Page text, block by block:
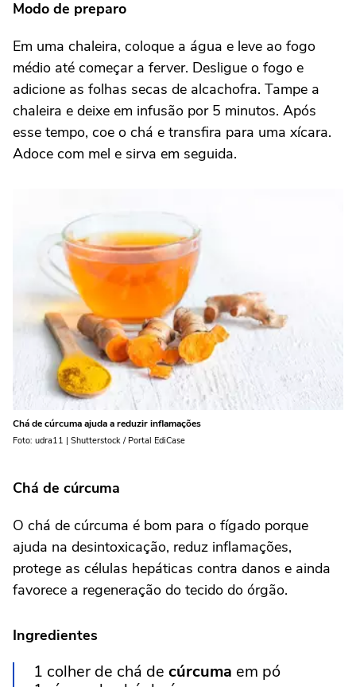
Modo de preparo
Em uma chaleira, coloque a água e leve ao fogo
médio até começar a ferver. Desligue o fogo e
adicione as folhas secas de alcachofra. Tampe a
chaleira e deixe em infusão por 5 minutos. Após
esse tempo, coe o chá e transfira para uma xícara.
Adoce com mel e sirva em seguida.
Chá de cúrcuma ajuda a reduzir inflamações
Foto: udra11 | Shutterstock / Portal EdiCase
Chá de cúrcuma
O chá de cúrcuma é bom para o fígado porque
ajuda na desintoxicação, reduz inflamações,
protege as células hepáticas contra danos e ainda
favorece a regeneração do tecido do órgão.
Ingredientes
1 colher de chá de cúrcuma em pó